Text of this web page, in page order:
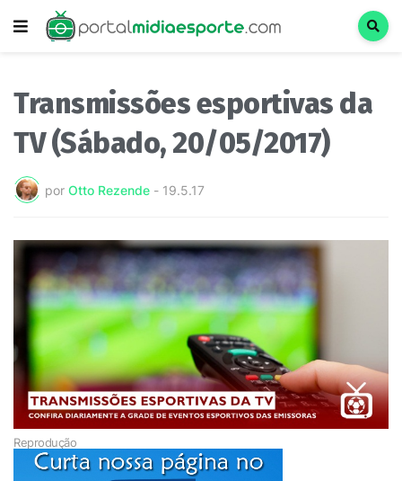
Transmissões esportivas da
TV (Sábado, 20/05/2017)
por Otto Rezende - 19.5.17
Reprodução